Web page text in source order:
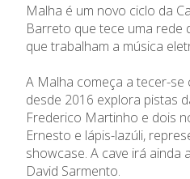
Malha é um novo ciclo da
Barreto que tece uma rede
que trabalham a música
A Malha começa a tecer-se
desde 2016 explora pistas
Frederico Martinho e dois
Ernesto e lápis-lazúli,
showcase. A cave irá ainda
David Sarmento.